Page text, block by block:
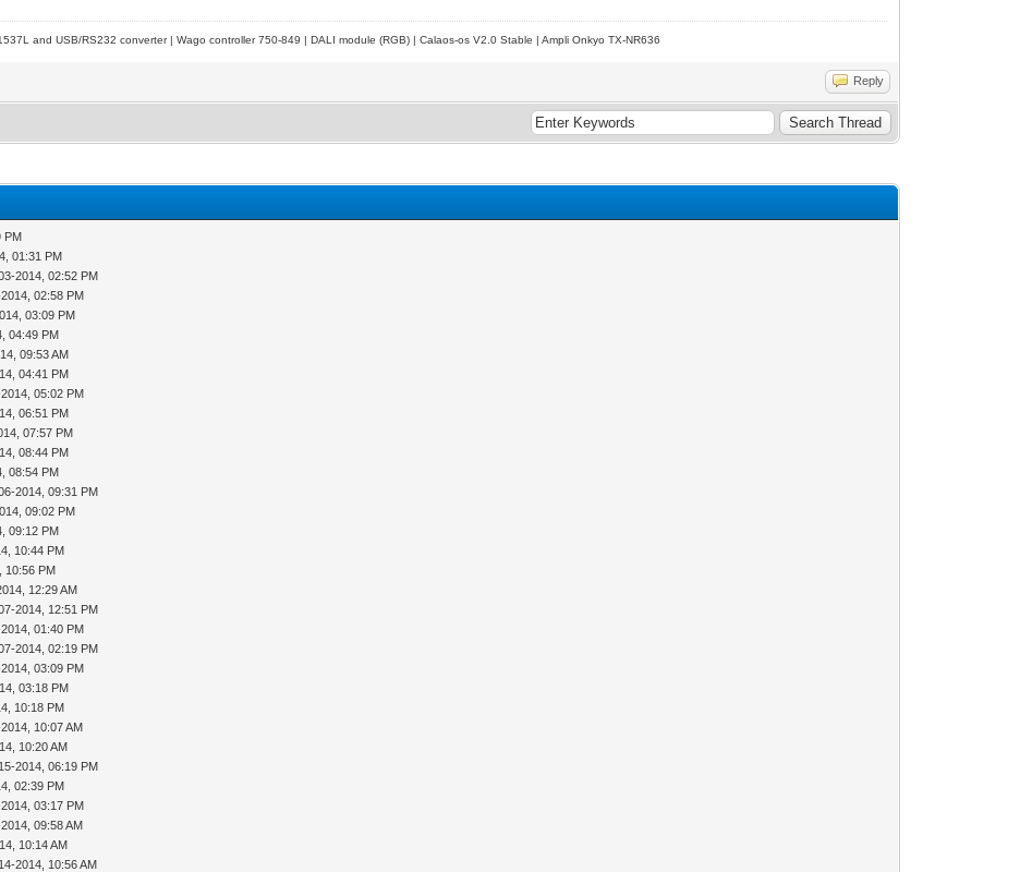
and USB/RS232 converter | Wago controller 750-849 | DALI module (RGB) | Calaos-os V2.0 Stable | Ampli Onkyo TX-NR636
Reply
PM
01:31 PM
2014, 02:52 PM
02:58 PM
03:09 PM
04:49 PM
09:53 AM
04:41 PM
05:02 PM
06:51 PM
07:57 PM
08:44 PM
08:54 PM
2014, 09:31 PM
09:02 PM
09:12 PM
10:44 PM
10:56 PM
12:29 AM
2014, 12:51 PM
01:40 PM
2014, 02:19 PM
03:09 PM
03:18 PM
10:18 PM
10:07 AM
10:20 AM
2014, 06:19 PM
02:39 PM
03:17 PM
09:58 AM
10:14 AM
2014, 10:56 AM